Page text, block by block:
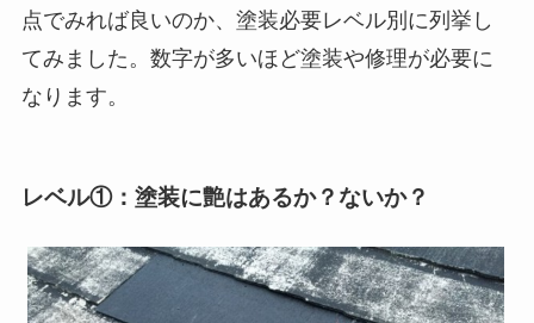
点でみれば良いのか、塗装必要レベル別に列挙し
てみました。数字が多いほど塗装や修理が必要に
なります。
レベル①：塗装に艶はあるか？ないか？